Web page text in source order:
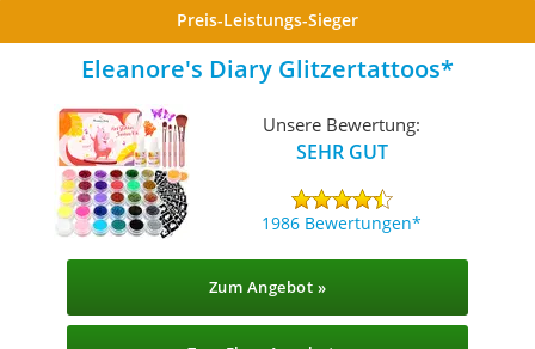
Preis-Leistungs-Sieger
Eleanore's Diary Glitzertattoos
Unsere Bewertung:
SEHR GUT
1986 Bewertungen
Zum Angebot »